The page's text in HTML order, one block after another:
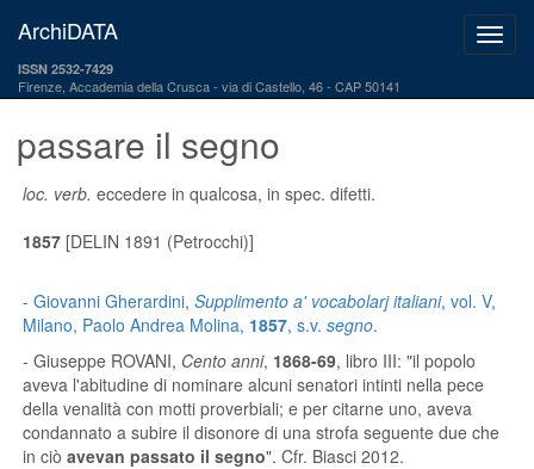
ArchiDATA
ISSN 2532-7429
Firenze, Accademia della Crusca via di Castello, 46 - CAP 50141
passare il segno
loc. verb. eccedere in qualcosa, in spec. difetti.
1857[DELIN 1891 (Petrocchi)]
- Giovanni Gherardini, Supplimento a' vocabolarj italiani, vol. V,
Milano, Paolo Andrea Molina, 1857, s.v. segno.
- Giuseppe ROVANI, Cento anni, 1868-69, libro III: "il popolo
aveva l'abitudine di nominare alcuni senatori intinti nella pece
della venalità con motti proverbiali; e per citarne uno, aveva
condannato a subire il disonore di una strofa seguente due che
in ciò avevan passato il segno". Cfr. Biasci 2012.